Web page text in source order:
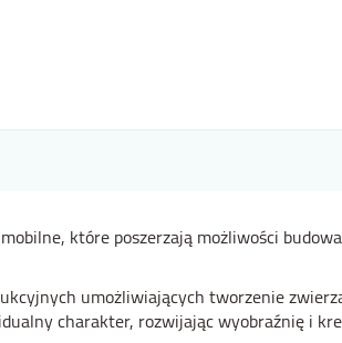
które poszerzają możliwości
umożliwiających tworzenie
charakter, rozwijając wyobraźnię i